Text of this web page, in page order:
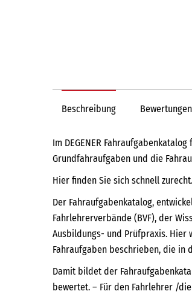
Beschreibung
Im DEGENER
Grundfahraufgaben und die
Hier finden Sie sich schnell zurecht.
Der Fahraufgabenkatalog,
Fahrlehrerverbände (BVF), der
Ausbildungs- und Prüfpraxis. Hier
Fahraufgaben beschrieben, die in
Damit bildet der
bewertet. – Für den Fahrlehrer /